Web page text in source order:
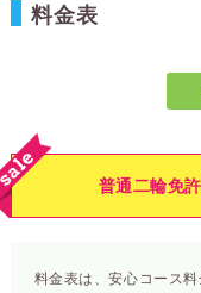
料金表
普通二輪免
料金表は、安心コース